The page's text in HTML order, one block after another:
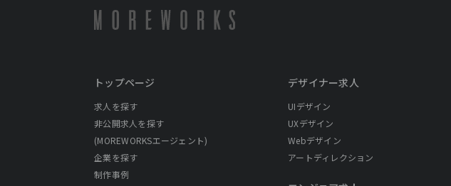
トップページ
求人を探す
非公開求人を探す
(MOREWORKSエージェント)
企業を探す
制作事例
デザイナー求人
UIデザイン
UXデザイン
Webデザイン
アートディレクション